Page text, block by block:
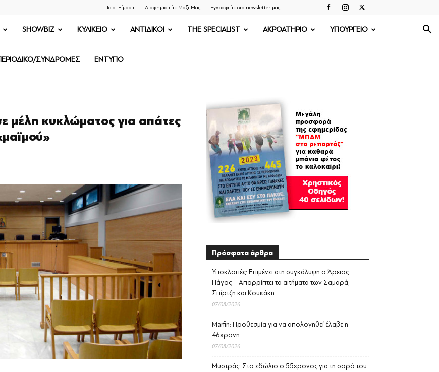
Ποιοι Είμαστε Διαφημιστείτε Μαζί Μας Εγγραφείτε στο newsletter μας
SHOWBIZ ΚΥΛΙΚΕΙΟ ΑΝΤΙΔΙΚΟΙ THE SPECIALIST ΑΚΡΟΑΤΗΡΙΟ ΥΠΟΥΡΓΕΙΟ
ΣΥΝΔΡΟΜΕΣ ΕΝΤΥΠΟ
μέλη κυκλώματος για απάτες
Πρόσφατα άρθρα
Υποκλοπές: Επιμένει στη συγκάλυψη ο Άρειος
Πάγος – Απορρίπτει τα αιτήματα των Σαμαρά,
Σπίρτζη και Κουκάκη
07/08/2026
Marfin: Προθεσμία για να απολογηθεί έλαβε η
46χρονη
07/08/2026
Μυστράς: Στο εδώλιο ο 55χρονος για τη σορό του